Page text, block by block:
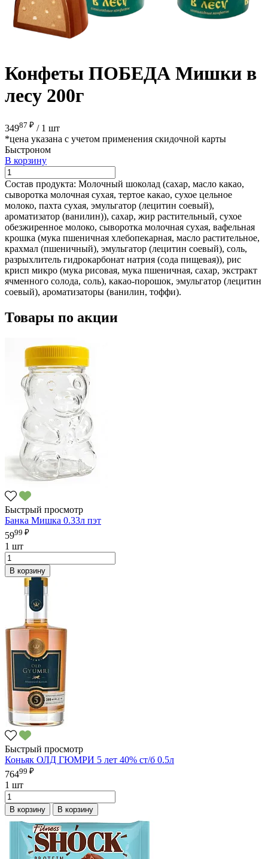
Конфеты ПОБЕДА Мишки в
лесу 200г
34987 ₽ / 1 шт
*цена указана с учетом применения скидочной карты
Быстроном
В корзину
Состав продукта: Молочный шоколад (сахар, масло какао,
сыворотка молочная сухая, тертое какао, сухое цельное
молоко, пахта сухая, эмульгатор (лецитин соевый),
ароматизатор (ванилин)), сахар, жир растительный, сухое
обезжиренное молоко, сыворотка молочная сухая, вафельная
крошка (мука пшеничная хлебопекарная, масло растительное,
крахмал (пшеничный), эмульгатор (лецитин соевый), соль,
разрыхлитель гидрокарбонат натрия (сода пищевая)), рис
крисп микро (мука рисовая, мука пшеничная, сахар, экстракт
ячменного солода, соль), какао-порошок, эмульгатор (лецитин
соевый), ароматизаторы (ванилин, тоффи).
Товары по акции
Быстрый просмотр
Банка Мишка 0.33л пэт
5999 ₽
1 шт
В корзину
Быстрый просмотр
Коньяк ОЛД ГЮМРИ 5 лет 40% ст/б 0.5л
76499 ₽
1 шт
В корзину В корзину